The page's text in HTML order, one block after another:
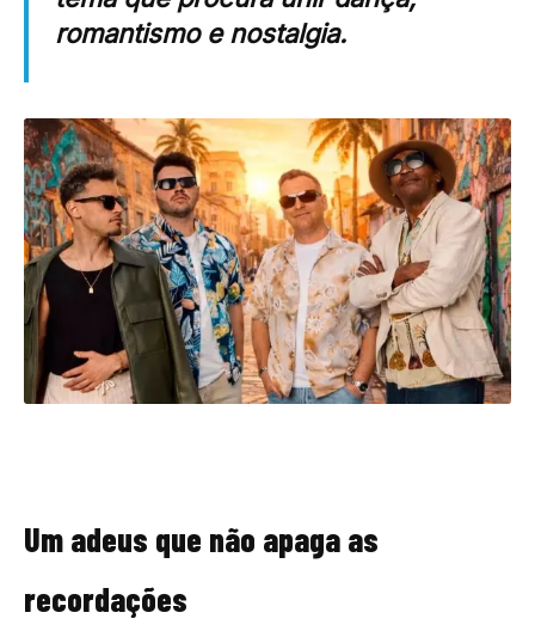
romantismo e nostalgia.
Um adeus que não apaga as
recordações